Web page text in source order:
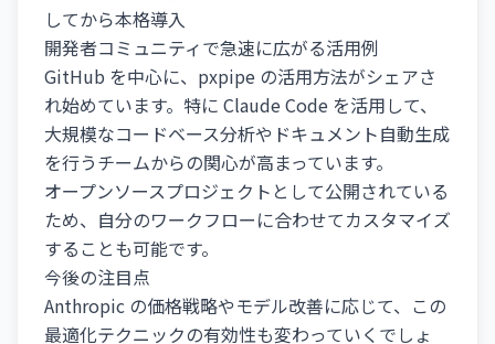
してから本格導入
開発者コミュニティで急速に広がる活用例
GitHub を中心に、pxpipe の活用方法がシェアさ
れ始めています。特に Claude Code を活用して、
大規模なコードベース分析やドキュメント自動生成
を行うチームからの関心が高まっています。
オープンソースプロジェクトとして公開されている
ため、自分のワークフローに合わせてカスタマイズ
することも可能です。
今後の注目点
Anthropic の価格戦略やモデル改善に応じて、この
最適化テクニックの有効性も変わっていくでしょ